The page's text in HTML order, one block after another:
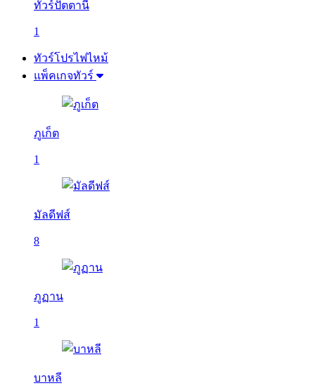
ทัวร์ปัตตานี
1
ทัวร์โปรไฟไหม้
แพ็คเกจทัวร์
ภูเก็ต
1
มัลดีฟส์
8
ภูฏาน
1
บาหลี